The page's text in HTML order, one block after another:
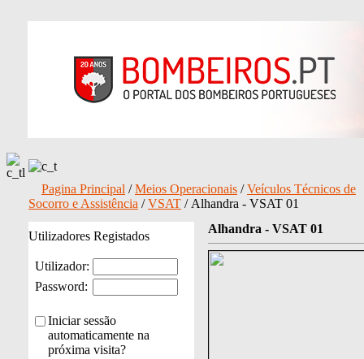
Pagina Principal /Meios Operacionais /Veículos Técnicos de
Socorro e Assistência /VSAT / Alhandra - VSAT 01
Utilizadores Registados
Utilizador:
Password:
Iniciar sessão
automaticamente na
próxima visita?
Alhandra - VSAT 01